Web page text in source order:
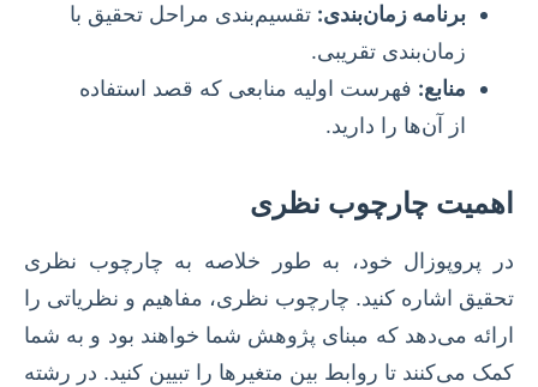
برنامه زمان‌بندی: تقسیم‌بندی مراحل تحقیق با
زمان‌بندی تقریبی.
منابع: فهرست اولیه منابعی که قصد استفاده
از آن‌ها را دارید.
اهمیت چارچوب نظری
در پروپوزال خود، به طور خلاصه به چارچوب نظری
تحقیق اشاره کنید. چارچوب نظری، مفاهیم و نظریاتی را
ارائه می‌دهد که مبنای پژوهش شما خواهند بود و به شما
کمک می‌کنند تا روابط بین متغیرها را تبیین کنید. در رشته